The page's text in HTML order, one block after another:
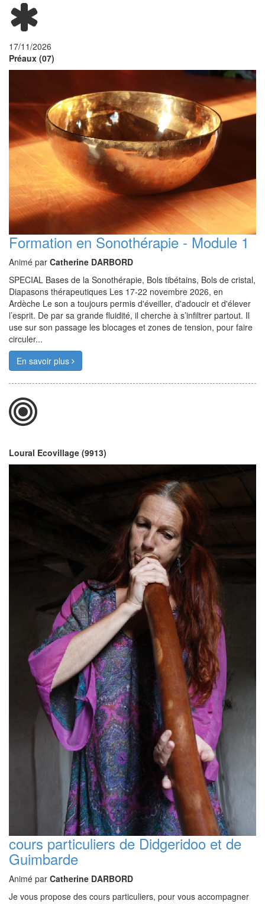
17/11/2026
Préaux (07)
Formation en Sonothérapie - Module 1
Animé par Catherine DARBORD
SPECIAL Bases de la Sonothérapie, Bols tibétains, Bols de cristal,
Diapasons thérapeutiques Les 17-22 novembre 2026, en
Ardèche Le son a toujours permis d'éveiller, d'adoucir et d'élever
l’esprit. De par sa grande fluidité, il cherche à s’infiltrer partout. Il
use sur son passage les blocages et zones de tension, pour faire
circuler...
En savoir plus
Loural Ecovillage (9913)
cours particuliers de Didgeridoo et de
Guimbarde
Animé par Catherine DARBORD
Je vous propose des cours particuliers, pour vous accompagner